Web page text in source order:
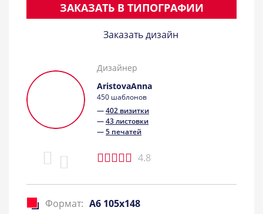
ЗАКАЗАТЬ В ТИПОГРАФИИ
Заказать дизайн
Дизайнер
AristovaAnna
450 шаблонов
—402 визитки
—43 листовки
—5 печатей
4.8
Формат: A6 105x148